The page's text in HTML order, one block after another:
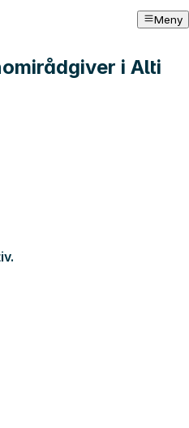
Meny
i Alti